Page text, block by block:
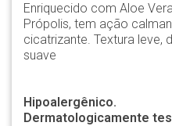
Enriquecido com Aloe
Própolis, tem ação
cicatrizante. Textura leve,
suave
Hipoalergênico.
Dermatologicamente